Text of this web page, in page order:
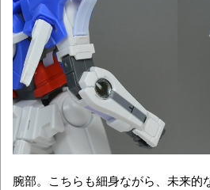
腕部。こちらも細身ながら、未来的